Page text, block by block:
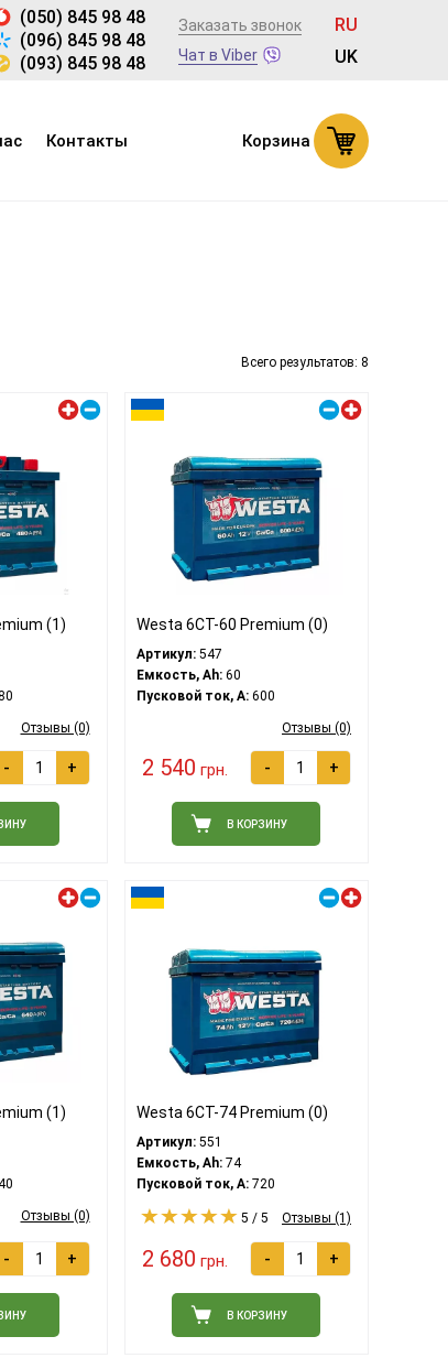
(050) 845 98 48
(096) 845 98 48
(093) 845 98 48
Заказать звонок
Чат в Viber
RU
UK
Контакты Корзина
Всего результатов: 8
(1)
Отзывы (0)
- +
Westa 6CT-60 Premium (0)
Артикул:547
Емкость, Ah:60
Пусковой ток, A:600
Отзывы (0)
2 540 грн. - +
В КОРЗИНУ
(1)
Отзывы (0)
- +
Westa 6CT-74 Premium (0)
Артикул:551
Емкость, Ah:74
Пусковой ток, A:720
5 / 5 Отзывы (1)
2 680 грн. - +
В КОРЗИНУ